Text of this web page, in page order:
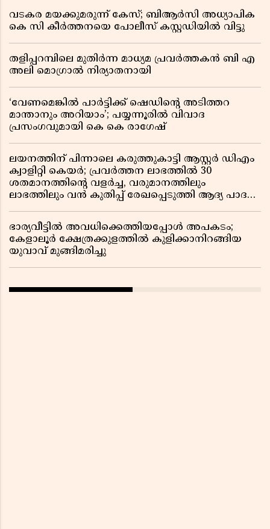
വടകര മയക്കുമരുന്ന് കേസ്; ബിആർസി അധ്യാപിക
കെ സി കീർത്തനയെ പോലീസ് കസ്റ്റഡിയിൽ വിട്ടു
തളിപ്പറമ്പിലെ മുതിർന്ന മാധ്യമ പ്രവർത്തകൻ ബി എ
അലി മൊഗ്രാൽ നിര്യാതനായി
‘വേണമെങ്കിൽ പാർട്ടിക്ക് ഷെഡിൻ്റെ അടിത്തറ
മാന്താനും അറിയാം’; പയ്യന്നൂരിൽ വിവാദ
പ്രസംഗവുമായി കെ കെ രാഗേഷ്
ലയനത്തിന് പിന്നാലെ കരുത്തുകാട്ടി ആസ്റ്റർ ഡിഎം
ക്വാളിറ്റി കെയർ; പ്രവർത്തന ലാഭത്തിൽ 30
ശതമാനത്തിൻ്റെ വളർച്ച, വരുമാനത്തിലും
ലാഭത്തിലും വൻ കുതിപ്പ് രേഖപ്പെടുത്തി ആദ്യ പാദ
ഭാര്യവീട്ടിൽ അവധിക്കെത്തിയപ്പോൾ അപകടം;
കേളാലൂർ ക്ഷേത്രക്കുളത്തിൽ കുളിക്കാനിറങ്ങിയ
യുവാവ് മുങ്ങിമരിച്ചു